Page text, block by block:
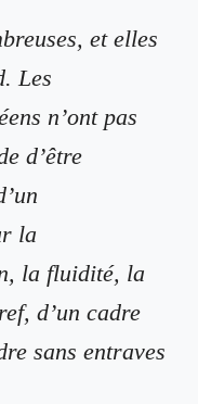
et elles
Les
n’ont pas
d’être
la
la fluidité, la
d’un cadre
sans entraves